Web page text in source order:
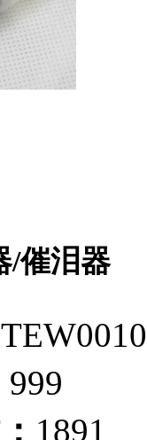
/催泪器
999
1891